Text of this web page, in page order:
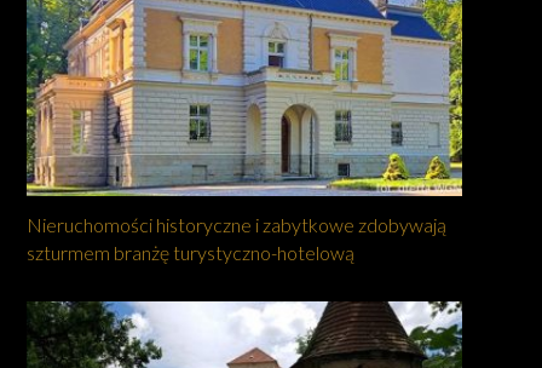
Nieruchomości historyczne i zabytkowe zdobywają
szturmem branżę turystyczno-hotelową